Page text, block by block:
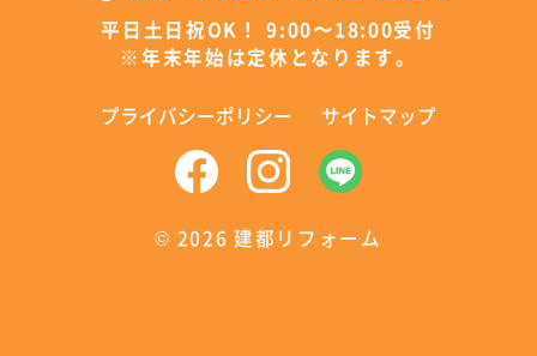
平日土日祝OK！ 9:00〜18:00受付
※年末年始は定休となります。
プライバシーポリシー サイトマップ
© 2026 建都リフォーム